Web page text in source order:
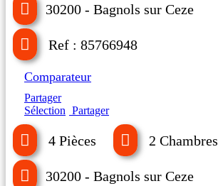
30200 - Bagnols sur Ceze
Ref : 85766948
Comparateur
Partager
Sélection Partager
4 Pièces 2 Chambres
30200 - Bagnols sur Ceze